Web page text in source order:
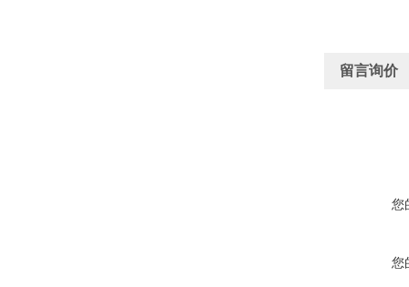
留言询价
您
您